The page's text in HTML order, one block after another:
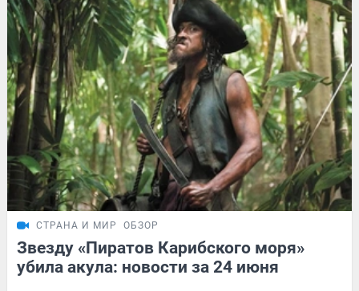
СТРАНА И МИР ОБЗОР
Звезду «Пиратов Карибского моря»
убила акула: новости за 24 июня